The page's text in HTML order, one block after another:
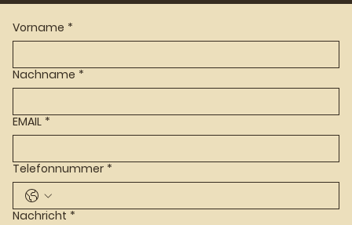
Vorname *
Nachname *
EMAIL *
Telefonnummer *
Nachricht *